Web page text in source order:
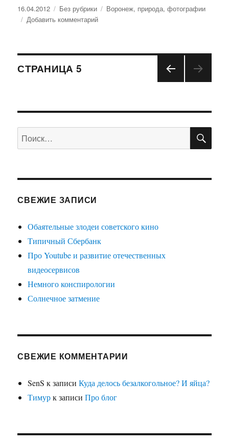
Опубликовано
16.04.2012 Рубрики
Без рубрики Метки
Воронеж, природа,фотографии
Добавить комментарий
пришла
Навигация
записям
Я
СТРА
А
СТРАНИЦА 5
Искать:
СВЕЖИЕ ЗАПИСИ
Обаятельные злодеи советского кино
Типичный Сбербанк
Про Youtube и развитие отечественных
видеосервисов
Немного конспирологии
Солнечное затмение
СВЕЖИЕ КОММЕНТАРИИ
SenS к записиКуда делось безалкогольное? И яйца?
Тимурк записиПро блог